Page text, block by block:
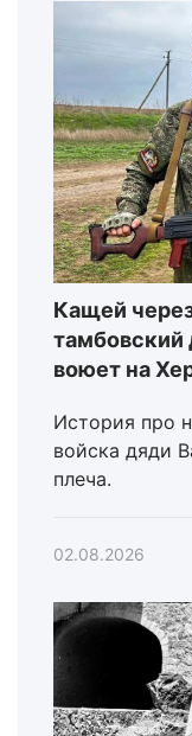
Кащей
тамбовский
воюет на
История про
войска дяди
плеча.
02.08.2026